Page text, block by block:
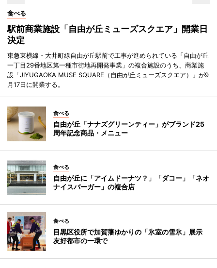
食べる
駅前商業施設「自由が丘ミューズスクエア」開業日
決定
東急東横線・大井町線自由が丘駅前で工事が進められている「自由が丘
一丁目29番地区第一種市街地再開発事業」の複合施設のうち、商業施
設「JIYUGAOKA MUSE SQUARE（自由が丘ミューズスクエア）」が9
月17日に開業する。
食べる
自由が丘「ナナズグリーンティー」がブランド25
周年記念商品・メニュー
食べる
自由が丘に「アイムドーナツ？」「ダコー」「ネオ
ナイスバーガー」の複合店
食べる
目黒区役所で加賀藩ゆかりの「氷室の雪氷」展示
友好都市の一環で